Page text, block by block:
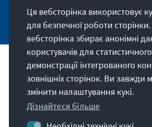
Jetzt abonnieren
Наше покликання
Контакт
Подальші пропозиції від фонду
Ця вебсторінка використовує
для безпечної роботи сторінки.
вебсторінка збирає анонімні
користувачів для
демонстрації інтегрованого
зовнішніх сторінок. Ви завжди
змінити налаштування кукі.
Дізнайтеся більше